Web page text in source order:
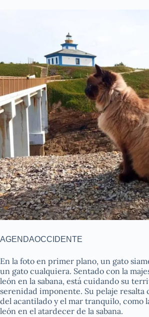
AGENDAOCCIDENTE
En la foto en primer plano, un gato
un gato cualquiera. Sentado con la
león en la sabana, está cuidando su
serenidad imponente. Su pelaje resalta
del acantilado y el mar tranquilo, como
león en el atardecer de la sabana.